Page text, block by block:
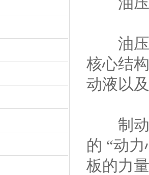
油压
核心结
动液以
制动
的 “动
板的力